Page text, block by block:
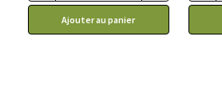
Ajouter au panier